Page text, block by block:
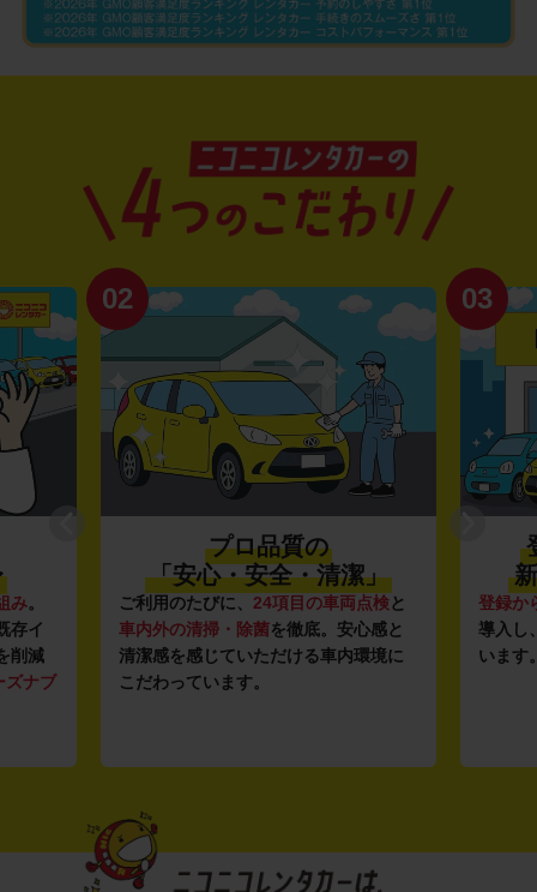
み。
存イ
削減
ズナブ
02
プロ品質の
「安心・安全・清潔」
ご利用のたびに、 24項目の車両点検と
車内外の清掃・除菌を徹底。安心感と
清潔感を感じていただける車内環境に
こだわっています。
03
登録か
導入し
います